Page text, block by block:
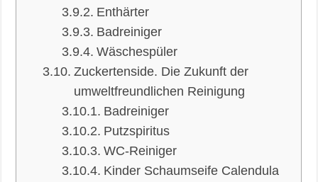
Enthärter
Badreiniger
Wäschespüler
Zuckertenside. Die Zukunft der
umweltfreundlichen Reinigung
Badreiniger
Putzspiritus
WC-Reiniger
Kinder Schaumseife Calendula